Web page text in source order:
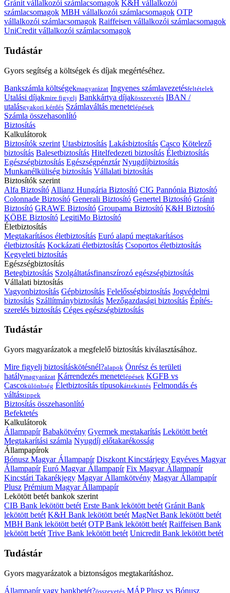
Gránit vállalkozói számlacsomagok K&H vállalkozói
számlacsomagok MBH vállalkozói számlacsomagok OTP
vállalkozói számlacsomagok Raiffeisen vállalkozói számlacsomagok
UniCredit vállalkozói számlacsomagok
Tudástár
Gyors segítség a költségek és díjak megértéséhez.
Bankszámla költségekmagyarázat Ingyenes számlavezetésfeltételek
Utalási díjakmire figyelj Bankkártya díjakösszevetés IBAN /
utalásgyakori kérdés Számlaváltás menetelépések
Számla összehasonlító
Biztosítás
Kalkulátorok
Biztosítók szerint Utasbiztosítás Lakásbiztosítás Casco Kötelező
biztosítás Balesetbiztosítás Hitelfedezeti biztosítás Életbiztosítás
Egészségbiztosítás Egészségpénztár Nyugdíjbiztosítás
Munkanélküliség biztosítás Vállalati biztosítás
Biztosítók szerint
Alfa Biztosító Allianz Hungária Biztosító CIG Pannónia Biztosító
Colonnade Biztosító Generali Biztosító Genertel Biztosító Gránit
Biztosító GRAWE Biztosító Groupama Biztosító K&H Biztosító
KÖBE Biztosító LegitiMo Biztosító
Életbiztosítás
Megtakarításos életbiztosítás Euró alapú megtakarításos
életbiztosítás Kockázati életbiztosítás Csoportos életbiztosítás
Kegyeleti biztosítás
Egészségbiztosítás
Betegbiztosítás Szolgáltatásfinanszírozó egészségbiztosítás
Vállalati biztosítás
Vagyonbiztosítás Gépbiztosítás Felelősségbiztosítás Jogvédelmi
biztosítás Szállítmánybiztosítás Mezőgazdasági biztosítás Építés-
szerelés biztosítás Céges egészségbiztosítás
Tudástár
Gyors magyarázatok a megfelelő biztosítás kiválasztásához.
Mire figyelj biztosításkötésnél?alapok Önrész és területi
hatálymagyarázat Kárrendezés menetelépések KGFB vs
Cascokülönbség Életbiztosítás típusokáttekintés Felmondás és
váltástippek
Biztosítás összehasonlító
Befektetés
Kalkulátorok
Állampapír Babakötvény Gyermek megtakarítás Lekötött betét
Megtakarítási számla Nyugdíj előtakarékosság
Állampapírok
Bónusz Magyar Állampapír Diszkont Kincstárjegy Egyéves Magyar
Állampapír Euró Magyar Állampapír Fix Magyar Állampapír
Kincstári Takarékjegy Magyar Államkötvény Magyar Állampapír
Plusz Prémium Magyar Állampapír
Lekötött betét bankok szerint
CIB Bank lekötött betét Erste Bank lekötött betét Gránit Bank
lekötött betét K&H Bank lekötött betét MagNet Bank lekötött betét
MBH Bank lekötött betét OTP Bank lekötött betét Raiffeisen Bank
lekötött betét Trive Bank lekötött betét Unicredit Bank lekötött betét
Tudástár
Gyors magyarázatok a biztonságos megtakarításhoz.
Állampapír vagy bankbetét?összevetés MÁP Plusz vs Bónusz